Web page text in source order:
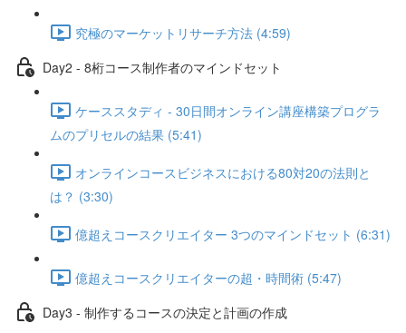
究極のマーケットリサーチ方法 (4:59)
Day2 - 8桁コース制作者のマインドセット
ケーススタディ - 30日間オンライン講座構築プログラ
ムのプリセルの結果 (5:41)
オンラインコースビジネスにおける80対20の法則と
は？ (3:30)
億超えコースクリエイター 3つのマインドセット (6:31)
億超えコースクリエイターの超・時間術 (5:47)
Day3 - 制作するコースの決定と計画の作成